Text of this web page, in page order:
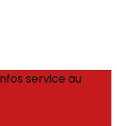
service au